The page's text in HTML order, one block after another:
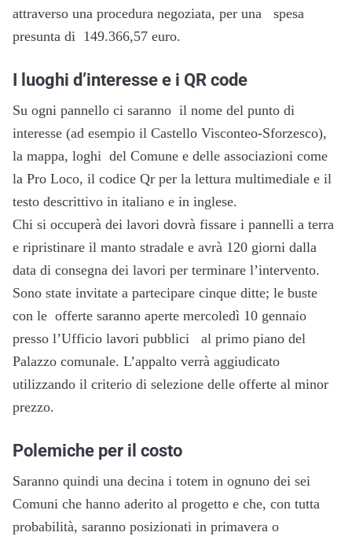
attraverso una procedura negoziata, per una spesa
presunta di 149.366,57 euro.
I luoghi d’interesse e i QR code
Su ogni pannello ci saranno il nome del punto di
interesse (ad esempio il Castello Visconteo-Sforzesco),
la mappa, loghi del Comune e delle associazioni come
la Pro Loco, il codice Qr per la lettura multimediale e il
testo descrittivo in italiano e in inglese.
Chi si occuperà dei lavori dovrà fissare i pannelli a terra
e ripristinare il manto stradale e avrà 120 giorni dalla
data di consegna dei lavori per terminare l’intervento.
Sono state invitate a partecipare cinque ditte; le buste
con le offerte saranno aperte mercoledì 10 gennaio
presso l’Ufficio lavori pubblici al primo piano del
Palazzo comunale. L’appalto verrà aggiudicato
utilizzando il criterio di selezione delle offerte al minor
prezzo.
Polemiche per il costo
Saranno quindi una decina i totem in ognuno dei sei
Comuni che hanno aderito al progetto e che, con tutta
probabilità, saranno posizionati in primavera o